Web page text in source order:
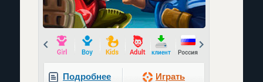
Prev
Подробнее Играть